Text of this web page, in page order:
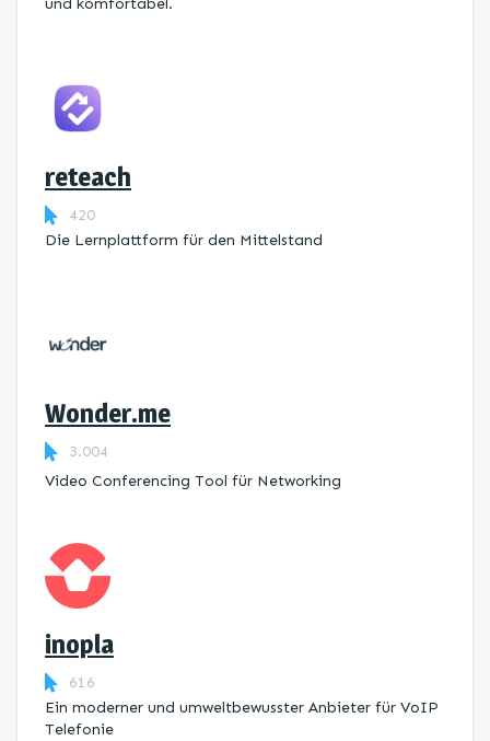
und komfortabel.
reteach
420
Die Lernplattform ​für den Mittelstand
Wonder.me
3.004
Video Conferencing Tool für Networking
inopla
616
Ein moderner und umweltbewusster Anbieter für VoIP
Telefonie